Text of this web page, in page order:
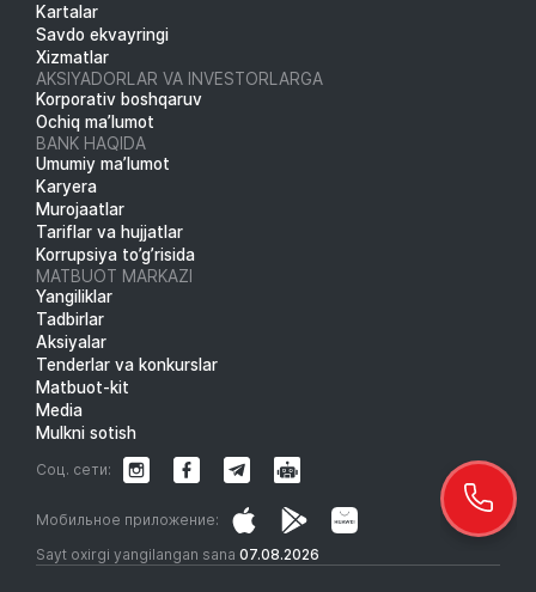
Kartalar
Savdo ekvayringi
Xizmatlar
AKSIYADORLAR VA INVESTORLARGA
Korporativ boshqaruv
Ochiq ma’lumot
BANK HAQIDA
Umumiy ma’lumot
Karyera
Murojaatlar
Tariflar va hujjatlar
Korrupsiya to’g’risida
MATBUOT MARKAZI
Yangiliklar
Tadbirlar
Aksiyalar
Tenderlar va konkurslar
Matbuot-kit
Media
Mulkni sotish
Sayt oxirgi yangilangan sana 07.08.2026
Мобильное приложение:
Соц. сети: